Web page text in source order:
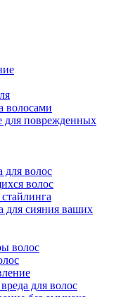
волосами
для поврежденных
для волос
волос
для сияния ваших
волос
для волос